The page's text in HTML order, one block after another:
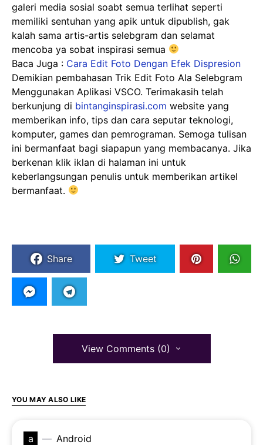
galeri media sosial soabt semua terlihat seperti
memiliki sentuhan yang apik untuk dipublish, gak
kalah sama artis-artis selebgram dan selamat
mencoba ya sobat inspirasi semua
Baca Juga : Cara Edit Foto Dengan Efek Dispresion
Demikian pembahasan Trik Edit Foto Ala Selebgram
Menggunakan Aplikasi VSCO. Terimakasih telah
berkunjung di bintanginspirasi.com website yang
memberikan info, tips dan cara seputar teknologi,
komputer, games dan pemrograman. Semoga tulisan
ini bermanfaat bagi siapapun yang membacanya. Jika
berkenan klik iklan di halaman ini untuk
keberlangsungan penulis untuk memberikan artikel
bermanfaat.
Share Tweet
View Comments (0)
YOU MAY ALSO LIKE
a Android